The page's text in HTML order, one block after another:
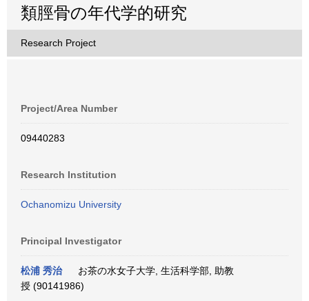
類脛骨の年代学的研究
Research Project
Project/Area Number
09440283
Research Institution
Ochanomizu University
Principal Investigator
松浦 秀治
お茶の水女子大学, 生活科学部, 助教
授 (90141986)